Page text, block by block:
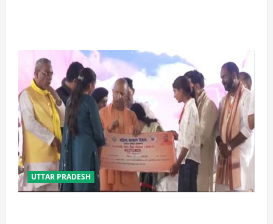
UTTAR PRADESH